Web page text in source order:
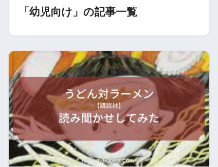
「幼児向け」の記事一覧